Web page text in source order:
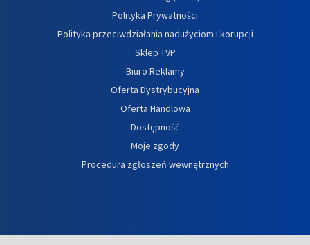
Polityka Prywatności
Polityka przeciwdziałania nadużyciom i korupcji
Sklep TVP
Biuro Reklamy
Oferta Dystrybucyjna
Oferta Handlowa
Dostępność
Moje zgody
Procedura zgłoszeń wewnętrznych